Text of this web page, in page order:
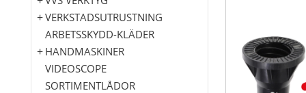
VERKSTADSUTRUSTNING
ARBETSSKYDD-KLÄDER
HANDMASKINER
VIDEOSCOPE
SORTIMENTLÅDOR